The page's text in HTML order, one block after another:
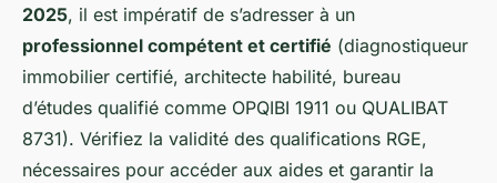
2025, il est impératif de s’adresser à un
professionnel compétent et certifié (diagnostiqueur
immobilier certifié, architecte habilité, bureau
d’études qualifié comme OPQIBI 1911 ou QUALIBAT
8731). Vérifiez la validité des qualifications RGE,
nécessaires pour accéder aux aides et garantir la